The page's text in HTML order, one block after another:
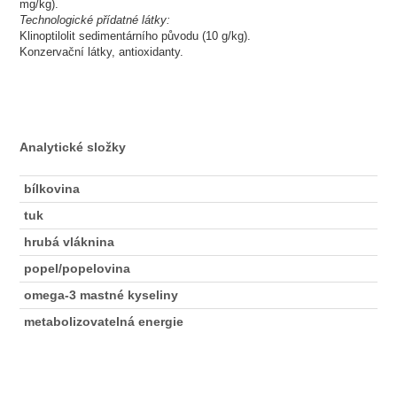
mg/kg).
Technologické přídatné látky:
Klinoptilolit sedimentárního původu (10 g/kg).
Konzervační látky, antioxidanty.
Analytické složky
bílkovina
tuk
hrubá vláknina
popel/popelovina
omega-3 mastné kyseliny
metabolizovatelná energie